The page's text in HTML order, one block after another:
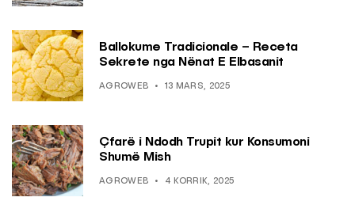
Ballokume Tradicionale – Receta
Sekrete nga Nënat E Elbasanit
AGROWEB 13 MARS, 2025
Çfarë i Ndodh Trupit kur Konsumoni
Shumë Mish
AGROWEB 4 KORRIK, 2025